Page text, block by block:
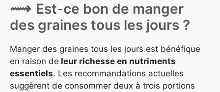
Est-ce bon de manger
des graines tous les jours ?
Manger des graines tous les jours est bénéfique
en raison de leur richesse en nutriments
essentiels. Les recommandations actuelles
suggèrent de consommer deux à trois portions